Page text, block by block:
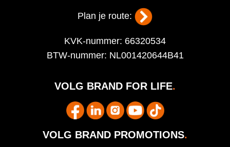
Plan je route:
KVK-nummer: 66320534
BTW-nummer: NL001420644B41
VOLG BRAND FOR LIFE.
VOLG BRAND PROMOTIONS.